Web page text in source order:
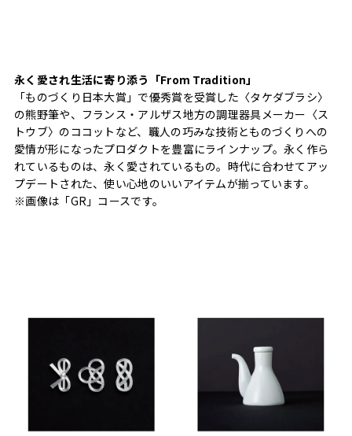
永く愛され生活に寄り添う「From Tradition」
「ものづくり日本大賞」で優秀賞を受賞した〈タケダブラシ〉
の熊野筆や、フランス・アルザス地方の調理器具メーカー〈ス
トウブ〉のココットなど、職人の巧みな技術とものづくりへの
愛情が形になったプロダクトを豊富にラインナップ。永く作ら
れているものは、永く愛されているもの。時代に合わせてアッ
プデートされた、使い心地のいいアイテムが揃っています。
※画像は「GR」コースです。